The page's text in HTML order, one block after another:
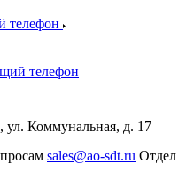
телефон
телефон
ул. Коммунальная, д. 17
sales@ao-sdt.ru Отдел